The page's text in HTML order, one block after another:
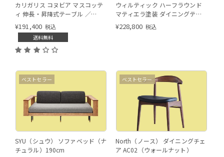
カリガリス コヌビア マスコッテ
ィ 伸長・昇降式テーブル ／
Calligaris connubia
MASCOTTE[CB490] P201
¥191,400 税込
送料無料
ウィルティック ハーフラウンド
マティエラ塗装 ダイニングテー
ブル（レッドオーク脚）
¥228,800 税込
ベストセラー
SYU（シュウ） ソファベッド（ナ
チュラル）190cm
ベストセラー
North（ノース） ダイニングチェ
ア AC02（ウォールナット）